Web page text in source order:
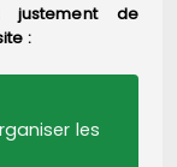
justement de
:
les